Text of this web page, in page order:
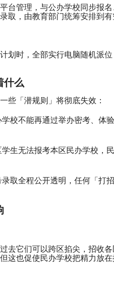
台管理，与公办学校同步报
取，由教育部门统筹安排到
划时，全部实行电脑随机派
什么
些「潜规则」将彻底失效：
学校不能再通过举办密考、体
学生无法报考本区民办学校，
录取全程公开透明，任何「打
去它们可以跨区掐尖，招收
这也促使民办学校把精力放